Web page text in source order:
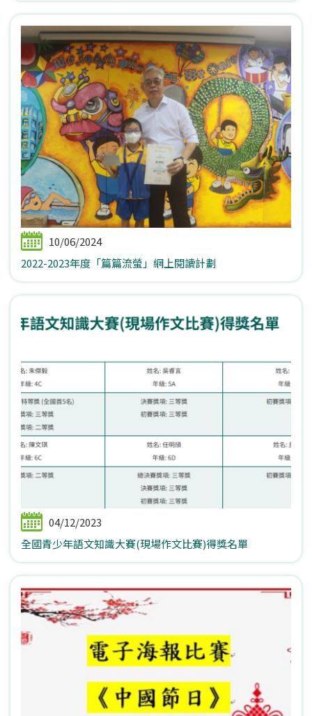
10/06/2024
2022-2023年度「篇篇流螢」網上閱讀計劃
04/12/2023
全國青少年語文知識大賽(現場作文比賽)得獎名單